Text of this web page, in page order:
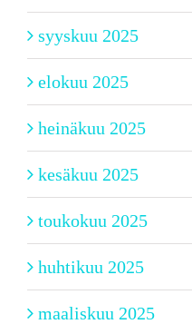
syyskuu 2025
elokuu 2025
heinäkuu 2025
kesäkuu 2025
toukokuu 2025
huhtikuu 2025
maaliskuu 2025